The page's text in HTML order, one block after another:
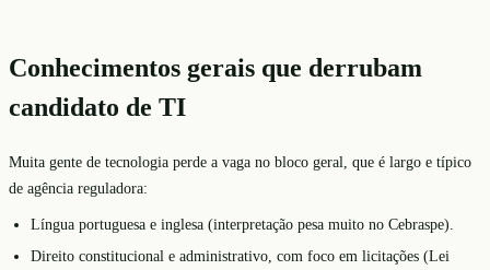
Conhecimentos gerais que derrubam
candidato de TI
Muita gente de tecnologia perde a vaga no bloco geral, que é largo e típico
de agência reguladora:
Língua portuguesa e inglesa (interpretação pesa muito no Cebraspe).
Direito constitucional e administrativo, com foco em licitações (Lei